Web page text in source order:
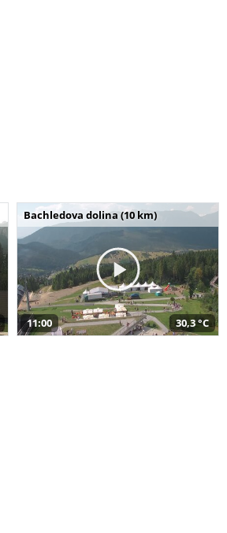
Bachledova dolina (10 km)
11:00 30,3 °C